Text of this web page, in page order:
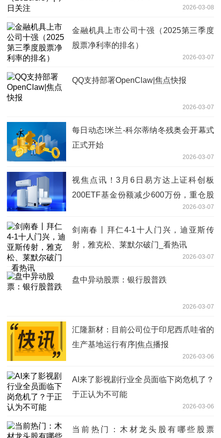
2026-03-08
金融机具上市公司十强（2025第三季度
股票净利率的排名）
2026-03-07
QQ支持部署OpenClaw|焦点快报
2026-03-07
每日动态!米兰-科尔蒂纳冬残奥会开幕式
正式开始
2026-03-07
视焦点讯！3月6日易方达上证科创板
200ETF基金份额减少600万份，重仓股
2026-03-07
剑南春丨拜仁4-1十人门兴，迪亚斯传
射，雅克松、莱默尔破门_看热讯
2026-03-07
盘中异动股票：银行股普跌
2026-03-07
汇隆新材：目前公司位于印尼西爪哇省的
生产基地运行有序|焦点播报
2026-03-06
AI来了影视剧行业全员面临下岗危机了？
于正认为不可能
2026-03-06
当前热门：木材龙头股有哪些股票